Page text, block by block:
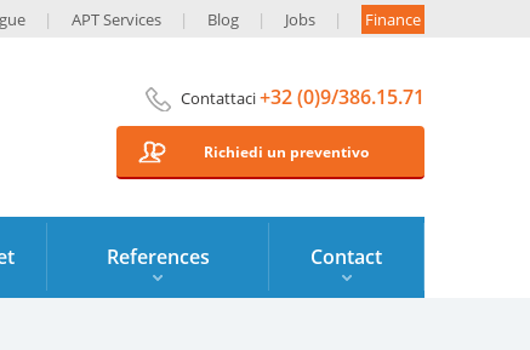
APT Services Blog Jobs Finance
Contattaci+32 (0)9/386.15.71
Richiedi un preventivo
References Contact